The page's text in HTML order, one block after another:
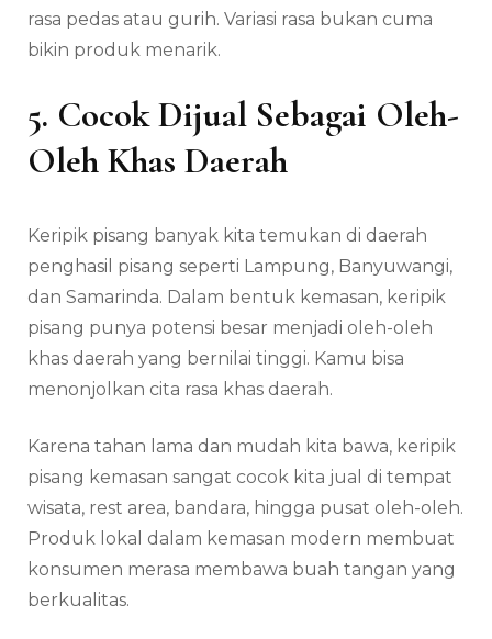
rasa pedas atau gurih. Variasi rasa bukan cuma
bikin produk menarik.
5. Cocok Dijual Sebagai Oleh-
Oleh Khas Daerah
Keripik pisang banyak kita temukan di daerah
penghasil pisang seperti Lampung, Banyuwangi,
dan Samarinda. Dalam bentuk kemasan, keripik
pisang punya potensi besar menjadi oleh-oleh
khas daerah yang bernilai tinggi. Kamu bisa
menonjolkan cita rasa khas daerah.
Karena tahan lama dan mudah kita bawa, keripik
pisang kemasan sangat cocok kita jual di tempat
wisata, rest area, bandara, hingga pusat oleh-oleh.
Produk lokal dalam kemasan modern membuat
konsumen merasa membawa buah tangan yang
berkualitas.